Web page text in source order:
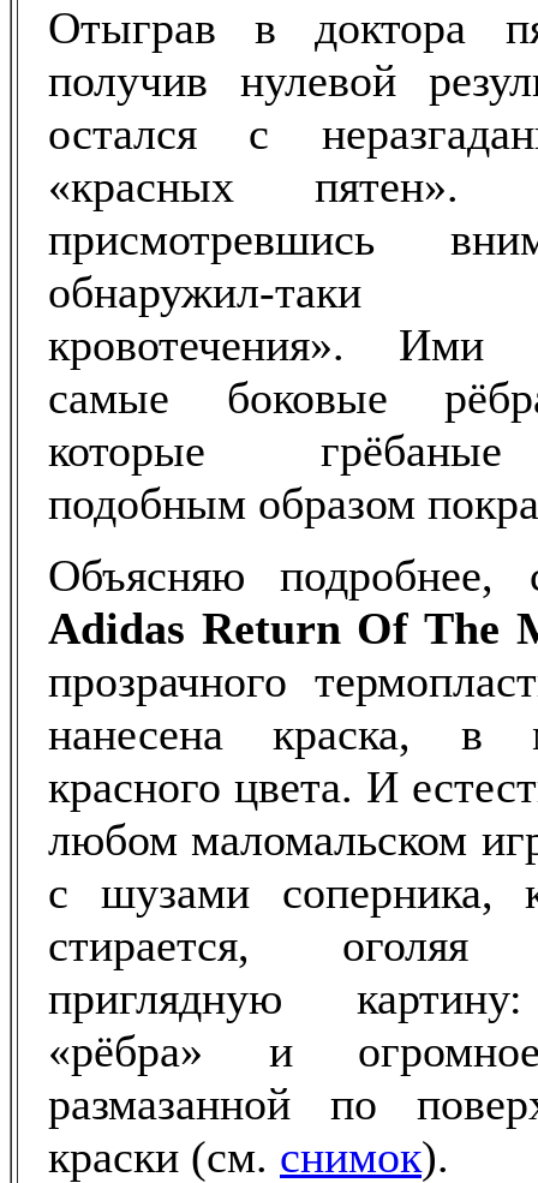
Отыграв в доктора
получив нулевой
остался с
«красных
присмотревшись
обнаружил-таки
кровотечения». Ими
самые боковые
которые
подобным образом
Объясняю
Adidas Return Of The
прозрачного
нанесена краска, в
красного цвета. И
любом маломальском
с шузами соперника,
стирается,
приглядную
«рёбра» и
размазанной по
краски (см. снимок).